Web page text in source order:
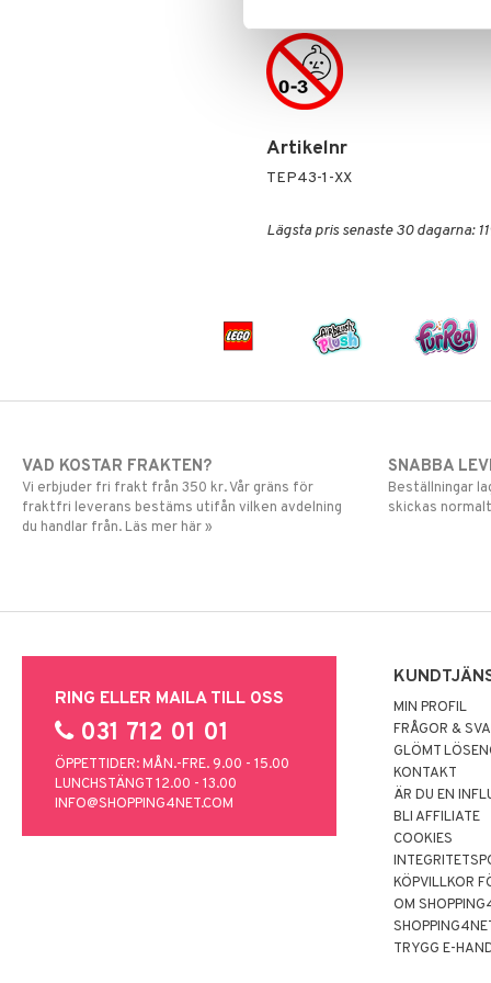
Artikelnr
TEP43-1-XX
Lägsta pris senaste 30 dagarna:
VAD KOSTAR FRAKTEN?
Vi erbjuder fri frakt från 350 kr. Vår gräns för
fraktfri leverans bestäms utifån vilken avdelning
du handlar från. Läs mer här »
SNABBA
Beställningar
skickas
RING ELLER MAILA TILL OSS
031 712 01 01
ÖPPETTIDER: MÅN.-FRE. 9.00 - 15.00
LUNCHSTÄNGT 12.00 - 13.00
INFO@SHOPPING4NET.COM
MIN PROFIL
FRÅGOR &
GLÖMT
KONTAKT
ÄR DU EN
BLI AFFILIATE
COOKIES
KÖPVILLKOR
OM
TRYGG E-